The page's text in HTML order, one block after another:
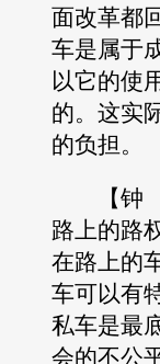
面改革都
车是属于
以它的使
的。这实
的负担。
【钟
路上的路
在路上的
车可以有
私车是最
会的不公